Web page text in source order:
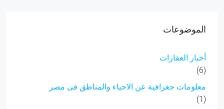
الموضوعات
أخبار العقارات
(6)
معلومات جغرافية عن الاحياء والمناطق فى مصر
(1)